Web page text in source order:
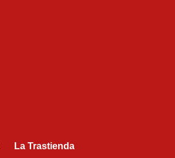
La Trastienda